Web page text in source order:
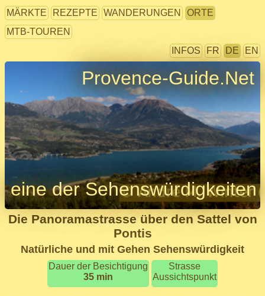
MÄRKTE REZEPTE WANDERUNGEN
ORTE
MTB-TOUREN
INFOS
FR DE EN
Provence-Guide.Net
eine der Sehenswürdigkeiten
Die Panoramastrasse über den Sattel von
Pontis
Natürliche und mit Gehen Sehenswürdigkeit
Dauer der Besichtigung
35 min
Strasse
Aussichtspunkt